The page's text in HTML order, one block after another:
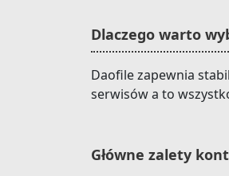
Dlaczego warto
Daofile zapewnia
serwisów a to
Główne zalety